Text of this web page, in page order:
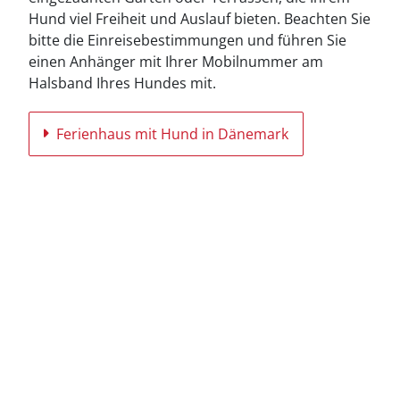
Hund viel Freiheit und Auslauf bieten. Beachten Sie
bitte die Einreisebestimmungen und führen Sie
einen Anhänger mit Ihrer Mobilnummer am
Halsband Ihres Hundes mit.
Ferienhaus mit Hund in Dänemark